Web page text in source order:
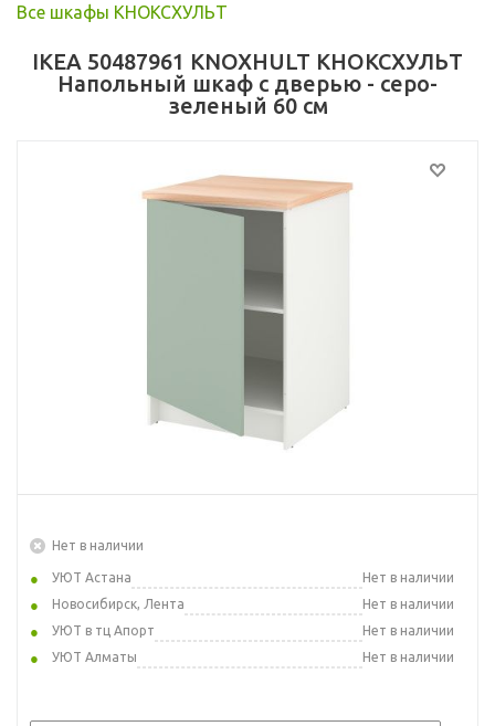
Все шкафы КНОКСХУЛЬТ
IKEA 50487961 KNOXHULT КНОКСХУЛЬТ
Напольный шкаф с дверью - серо-
зеленый 60 см
Нет в наличии
УЮТ Астана
Нет в наличии
Новосибирск, Лента
Нет в наличии
УЮТ в тц Апорт
Нет в наличии
УЮТ Алматы
Нет в наличии